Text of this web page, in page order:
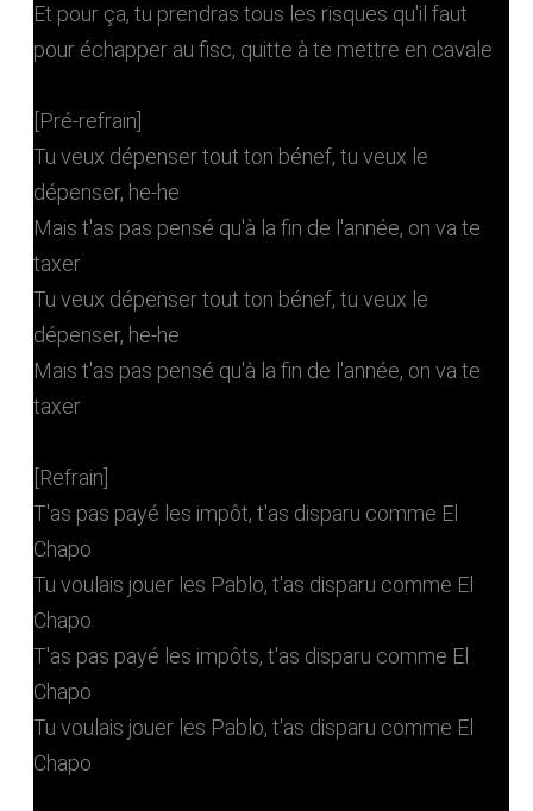
Et pour ça, tu prendras tous les risques qu'il faut
pour échapper au fisc, quitte à te mettre en cavale
[Pré-refrain]
Tu veux dépenser tout ton bénef, tu veux le
dépenser, he-he
Mais t'as pas pensé qu'à la fin de l'année, on va te
taxer
Tu veux dépenser tout ton bénef, tu veux le
dépenser, he-he
Mais t'as pas pensé qu'à la fin de l'année, on va te
taxer
[Refrain]
T'as pas payé les impôt, t'as disparu comme El
Chapo
Tu voulais jouer les Pablo, t'as disparu comme El
Chapo
T'as pas payé les impôts, t'as disparu comme El
Chapo
Tu voulais jouer les Pablo, t'as disparu comme El
Chapo